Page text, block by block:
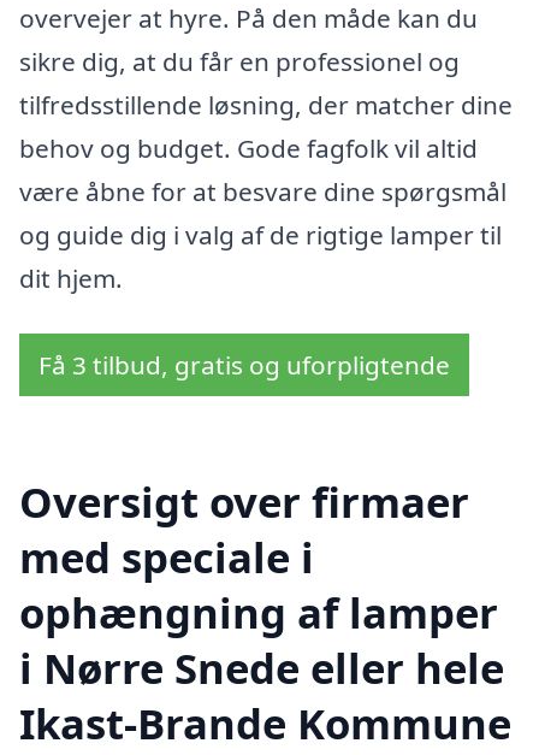
overvejer at hyre. På den måde kan du
sikre dig, at du får en professionel og
tilfredsstillende løsning, der matcher dine
behov og budget. Gode fagfolk vil altid
være åbne for at besvare dine spørgsmål
og guide dig i valg af de rigtige lamper til
dit hjem.
Få 3 tilbud, gratis og uforpligtende
Oversigt over firmaer
med speciale i
ophængning af lamper
i Nørre Snede eller hele
Ikast-Brande Kommune